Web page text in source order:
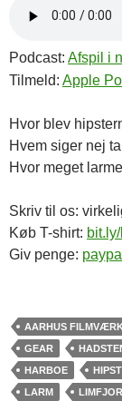
Podcast: Afspil i
Tilmeld: Apple
Hvor blev
Hvem siger nej
Hvor meget
Skriv til os:
Køb T-shirt:
Giv penge:
AARHUS
GEAR
HARBOE
LARM